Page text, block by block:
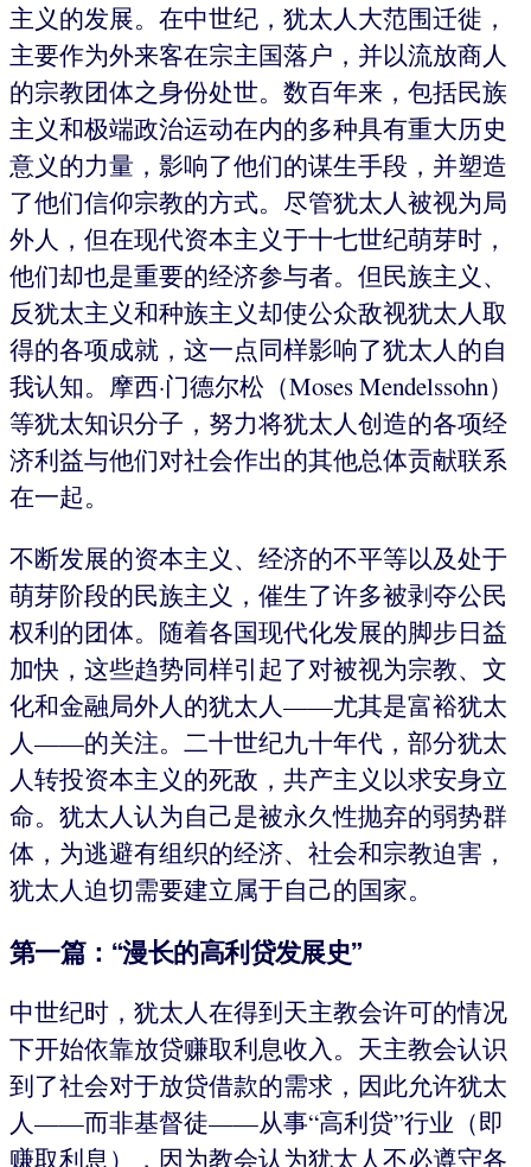
主义的发展。在中世纪，犹太人大范围迁徙，
主要作为外来客在宗主国落户，并以流放商人
的宗教团体之身份处世。数百年来，包括民族
主义和极端政治运动在内的多种具有重大历史
意义的力量，影响了他们的谋生手段，并塑造
了他们信仰宗教的方式。尽管犹太人被视为局
外人，但在现代资本主义于十七世纪萌芽时，
他们却也是重要的经济参与者。但民族主义、
反犹太主义和种族主义却使公众敌视犹太人取
得的各项成就，这一点同样影响了犹太人的自
我认知。摩西·门德尔松（Moses Mendelssohn）
等犹太知识分子，努力将犹太人创造的各项经
济利益与他们对社会作出的其他总体贡献联系
在一起。
不断发展的资本主义、经济的不平等以及处于
萌芽阶段的民族主义，催生了许多被剥夺公民
权利的团体。随着各国现代化发展的脚步日益
加快，这些趋势同样引起了对被视为宗教、文
化和金融局外人的犹太人——尤其是富裕犹太
人——的关注。二十世纪九十年代，部分犹太
人转投资本主义的死敌，共产主义以求安身立
命。犹太人认为自己是被永久性抛弃的弱势群
体，为逃避有组织的经济、社会和宗教迫害，
犹太人迫切需要建立属于自己的国家。
第一篇：“漫长的高利贷发展史”
中世纪时，犹太人在得到天主教会许可的情况
下开始依靠放贷赚取利息收入。天主教会认识
到了社会对于放贷借款的需求，因此允许犹太
人——而非基督徒——从事“高利贷”行业（即
赚取利息），因为教会认为犹太人不必遵守各